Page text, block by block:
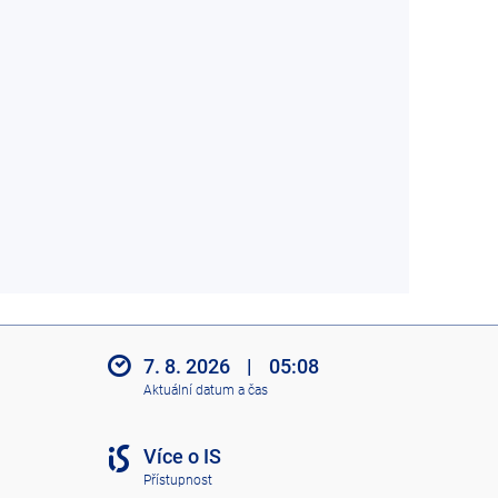
7. 8. 2026 | 05:08
Aktuální datum a čas
Více o IS
Přístupnost